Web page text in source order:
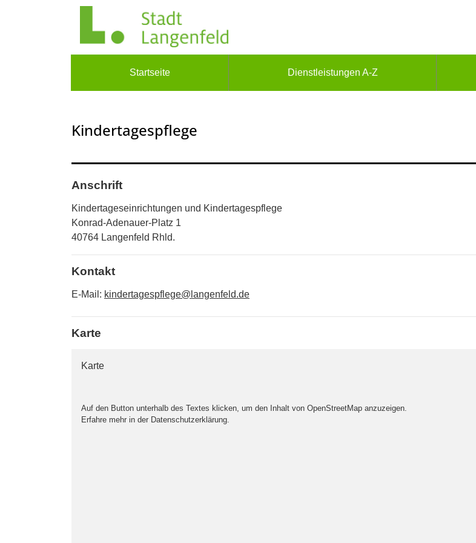
Startseite Dienstleistungen A-Z
Kindertagespflege
Anschrift
Kindertageseinrichtungen und Kindertagespflege
Konrad-Adenauer-Platz 1
40764 Langenfeld Rhld.
Kontakt
E-Mail: kindertagespflege@langenfeld.de
Karte
Karte
Auf den Button unterhalb des Textes klicken, um den Inhalt von OpenStreetMap anzuzeigen.
Erfahre mehr in der Datenschutzerklärung.